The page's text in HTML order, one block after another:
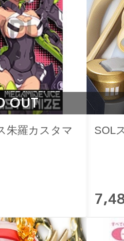
OUT
朱羅カスタマ
SOL